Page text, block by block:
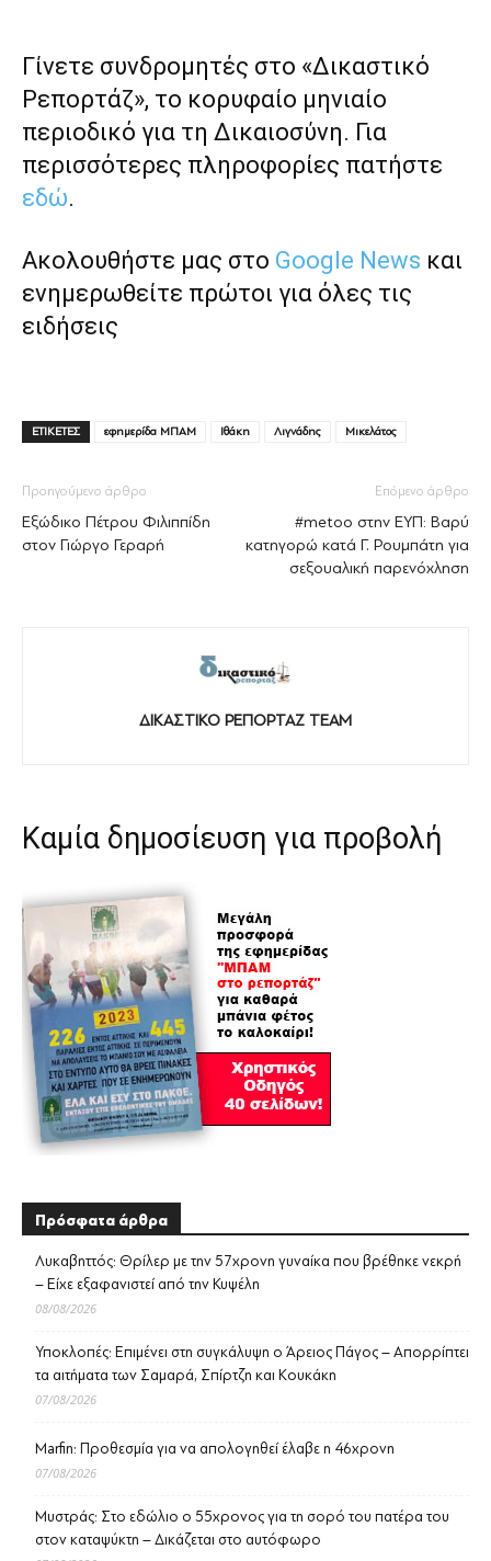
Γίνετε συνδρομητές στο «Δικαστικό
Ρεπορτάζ», το κορυφαίο μηνιαίο
περιοδικό για τη Δικαιοσύνη. Για
περισσότερες πληροφορίες πατήστε
εδώ.
Ακολουθήστε μας στο Google News και
ενημερωθείτε πρώτοι για όλες τις
ειδήσεις
ΕΤΙΚΕΤΕΣ εφημερίδα ΜΠΑΜ Ιθάκη Λιγνάδης Μικελάτος
Προηγούμενο άρθρο
Εξώδικο Πέτρου Φιλιππίδη
στον Γιώργο Γεραρή
Επόμενο άρθρο
#metoo στην ΕΥΠ: Βαρύ
κατηγορώ κατά Γ. Ρουμπάτη για
σεξουαλική παρενόχληση
ΔΙΚΑΣΤΙΚΟ ΡΕΠΟΡΤΑΖ TEAM
Καμία δημοσίευση για προβολή
Πρόσφατα άρθρα
Λυκαβηττός: Θρίλερ με την 57χρονη γυναίκα που βρέθηκε νεκρή
– Είχε εξαφανιστεί από την Κυψέλη
08/08/2026
Υποκλοπές: Επιμένει στη συγκάλυψη ο Άρειος Πάγος – Απορρίπτει
τα αιτήματα των Σαμαρά, Σπίρτζη και Κουκάκη
07/08/2026
Marfin: Προθεσμία για να απολογηθεί έλαβε η 46χρονη
07/08/2026
Μυστράς: Στο εδώλιο ο 55χρονος για τη σορό του πατέρα του
στον καταψύκτη – Δικάζεται στο αυτόφωρο